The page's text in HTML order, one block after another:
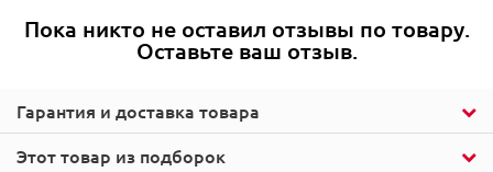
Этот товар из подборок
Гарантия и доставка товара
Пока никто не оставил отзывы по товару.
Оставьте ваш отзыв.